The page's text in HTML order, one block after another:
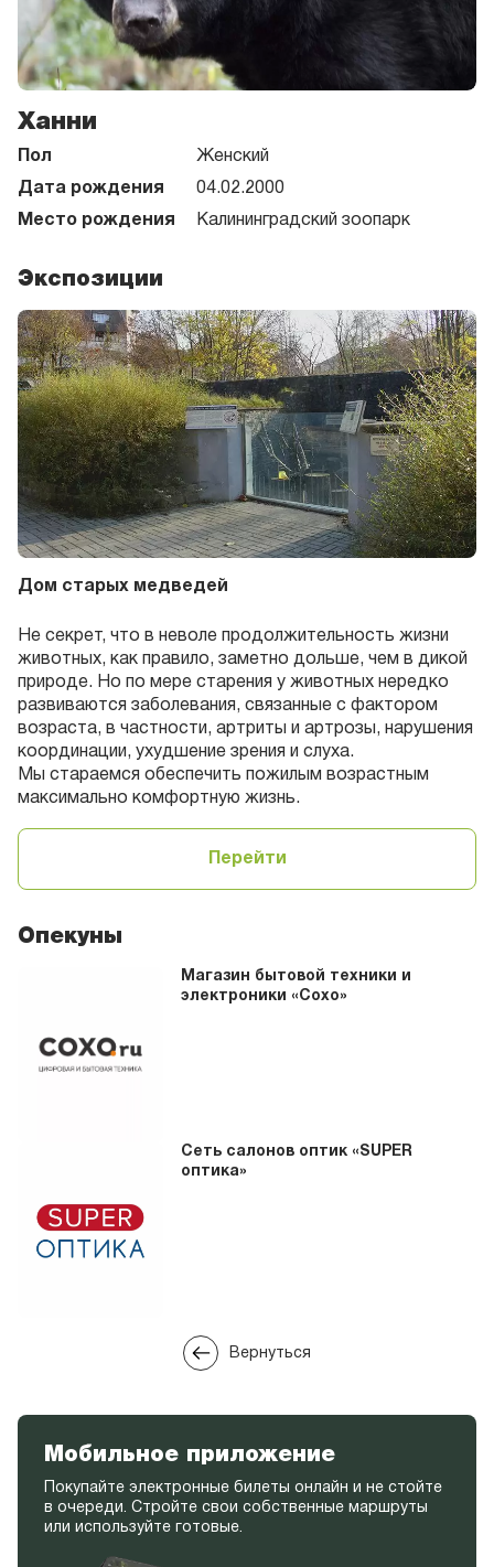
Ханни
Пол Женский
Дата рождения 04.02.2000
Место рождения Калининградский зоопарк
Экспозиции
Дом старых медведей
Не секрет, что в неволе продолжительность жизни
животных, как правило, заметно дольше, чем в дикой
природе. Но по мере старения у животных нередко
развиваются заболевания, связанные с фактором
возраста, в частности, артриты и артрозы, нарушения
координации, ухудшение зрения и слуха.
Мы стараемся обеспечить пожилым возрастным
максимально комфортную жизнь.
Перейти
Опекуны
Магазин бытовой техники и
электроники «Cохо»
Сеть салонов оптик «SUPER
оптика»
Вернуться
Мобильное приложение
Покупайте электронные билеты онлайн и не стойте
в очереди. Стройте свои собственные маршруты
или используйте готовые.